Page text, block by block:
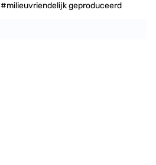
#milieuvriendelijk geproduceerd